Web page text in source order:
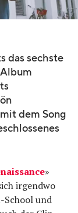
das sechste
dem Song
»
irgendwo
School und